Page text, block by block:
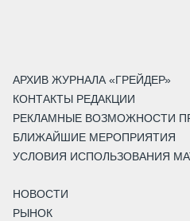
АРХИВ ЖУРНАЛА «ГРЕЙДЕР»
КОНТАКТЫ РЕДАКЦИИ
РЕКЛАМНЫЕ ВОЗМОЖНОСТИ
БЛИЖАЙШИЕ МЕРОПРИЯТИЯ
УСЛОВИЯ ИСПОЛЬЗОВАНИЯ
НОВОСТИ
РЫНОК